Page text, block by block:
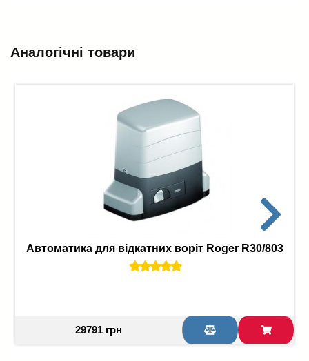
Аналогічні товари
Автоматика для відкатних воріт Roger R30/803
29791 грн